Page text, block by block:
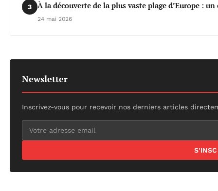
3 À la découverte de la plus vaste plage d’Europe :
24 mai 2026
Newsletter
Inscrivez-vous pour recevoir nos derniers articles